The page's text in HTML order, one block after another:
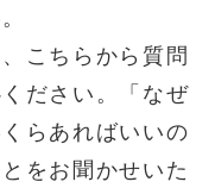
こちらから質問
ださい。「なぜ
らあればいいの
をお聞かせいた